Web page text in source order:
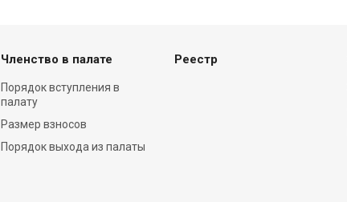
Членство в палате
Порядок вступления в
палату
Размер взносов
Порядок выхода из палаты
Реестр